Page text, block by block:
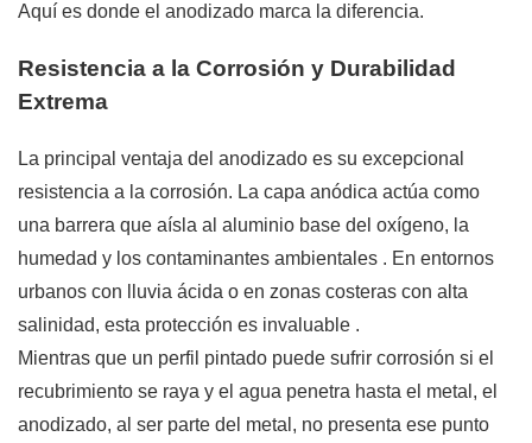
Aquí es donde el anodizado marca la diferencia.
Resistencia a la Corrosión y Durabilidad
Extrema
La principal ventaja del anodizado es su excepcional
resistencia a la corrosión. La capa anódica actúa como
una barrera que aísla al aluminio base del oxígeno, la
humedad y los contaminantes ambientales . En entornos
urbanos con lluvia ácida o en zonas costeras con alta
salinidad, esta protección es invaluable .
Mientras que un perfil pintado puede sufrir corrosión si el
recubrimiento se raya y el agua penetra hasta el metal, el
anodizado, al ser parte del metal, no presenta ese punto